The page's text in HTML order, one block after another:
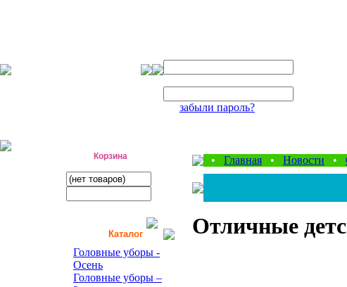
забыли пароль?
Корзина
Каталог
Головные уборы -
Осень
Головные уборы –
• Главная • Новости •
Отличные